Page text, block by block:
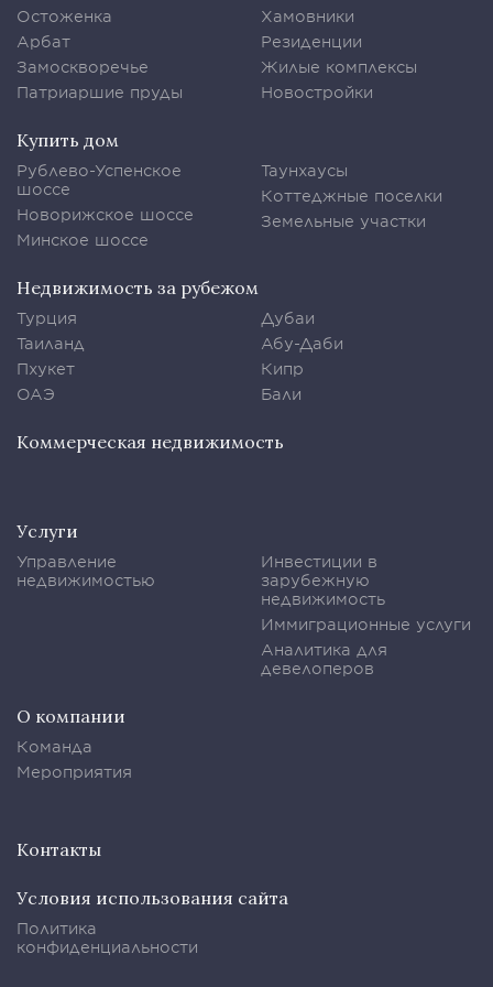
Остоженка
Арбат
Замоскворечье
Патриаршие пруды
Хамовники
Резиденции
Жилые комплексы
Новостройки
Купить дом
Рублево-Успенское
шоссе
Новорижское шоссе
Минское шоссе
Таунхаусы
Коттеджные поселки
Земельные участки
Недвижимость за рубежом
Турция
Таиланд
Пхукет
ОАЭ
Дубаи
Абу-Даби
Кипр
Бали
Коммерческая недвижимость
Услуги
Управление
недвижимостью
Инвестиции в
зарубежную
недвижимость
Иммиграционные услуги
Аналитика для
девелоперов
О компании
Команда
Мероприятия
Контакты
Условия использования сайта
Политика
конфиденциальности